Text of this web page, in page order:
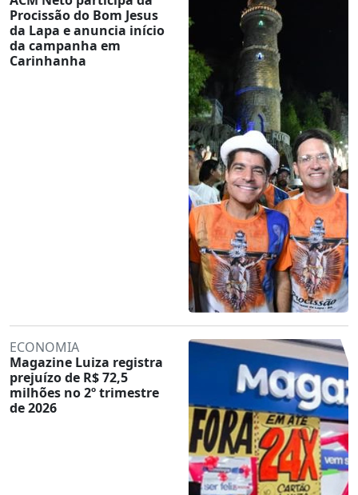
Procissão do Bom Jesus
da Lapa e anuncia início
da campanha em
Carinhanha
ECONOMIA
Magazine Luiza registra
prejuízo de R$ 72,5
milhões no 2º trimestre
de 2026